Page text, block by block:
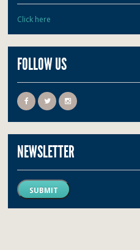
Click here
FOLLOW US
NEWSLETTER
SUBMIT